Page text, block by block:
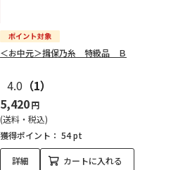
＜お中元＞揖保乃糸 特級品 Ｂ
4.0 （1）
5,420円
(送料・税込)
獲得ポイント： 54 pt
詳細 カートに入れる